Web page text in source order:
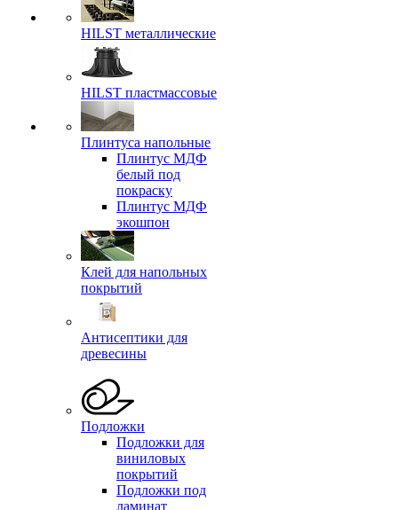
HILST металлические
HILST пластмассовые
Плинтуса напольные
Плинтус МДФ
белый под
покраску
Плинтус МДФ
экошпон
Клей для напольных
покрытий
Антисептики для
древесины
Подложки
Подложки для
виниловых
покрытий
Подложки под
ламинат